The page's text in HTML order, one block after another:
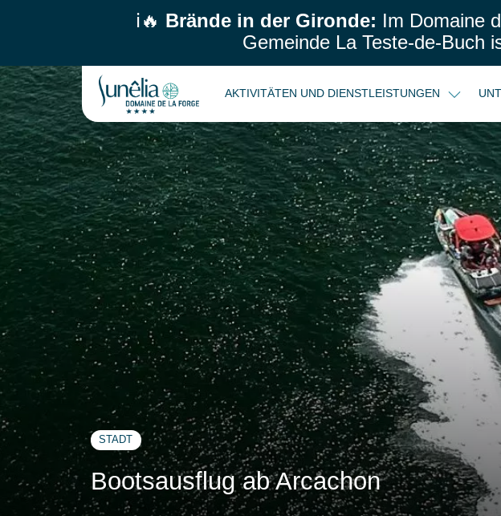
ℹ️🔥 Brände in der Gironde: Im Domaine
Gemeinde La Teste-de-Buch
AKTIVITÄTEN UND DIENSTLEISTUNGEN
STADT
Bootsausflug ab Arcachon